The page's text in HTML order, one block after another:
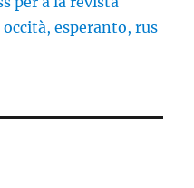
esperanto, rus